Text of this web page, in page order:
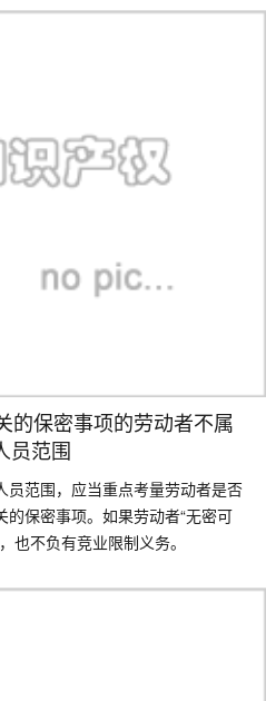
的保密事项的劳动者不属
员范围
员范围，应当重点考量劳动者是否
保密事项。如果劳动者“无密可
也不负有竞业限制义务。